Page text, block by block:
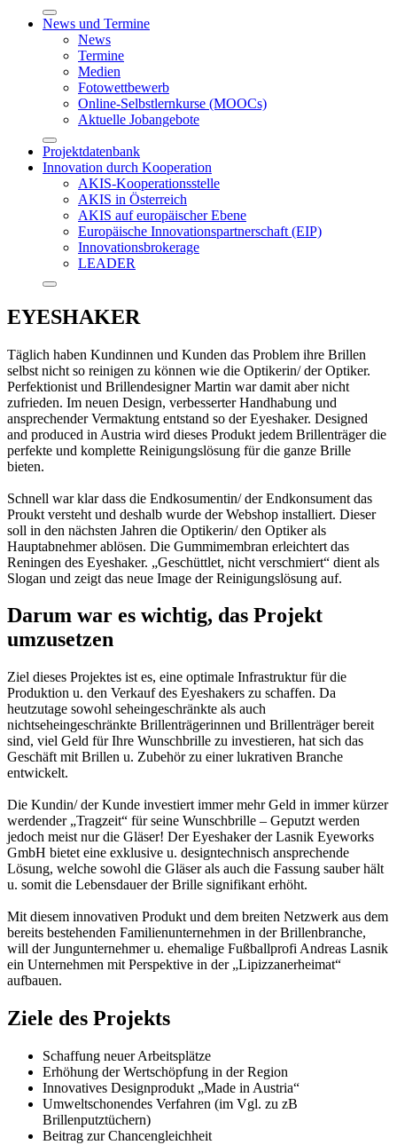
News und Termine
News
Termine
Medien
Fotowettbewerb
Online-Selbstlernkurse (MOOCs)
Aktuelle Jobangebote
Projektdatenbank
Innovation durch Kooperation
AKIS-Kooperationsstelle
AKIS in Österreich
AKIS auf europäischer Ebene
Europäische Innovationspartnerschaft (EIP)
Innovationsbrokerage
LEADER
EYESHAKER
Täglich haben Kundinnen und Kunden das Problem ihre Brillen
selbst nicht so reinigen zu können wie die Optikerin/ der Optiker.
Perfektionist und Brillendesigner Martin war damit aber nicht
zufrieden. Im neuen Design, verbesserter Handhabung und
ansprechender Vermaktung entstand so der Eyeshaker. Designed
and produced in Austria wird dieses Produkt jedem Brillenträger die
perfekte und komplette Reinigungslösung für die ganze Brille
bieten.
Schnell war klar dass die Endkosumentin/ der Endkonsument das
Proukt versteht und deshalb wurde der Webshop installiert. Dieser
soll in den nächsten Jahren die Optikerin/ den Optiker als
Hauptabnehmer ablösen. Die Gummimembran erleichtert das
Reningen des Eyeshaker. „Geschüttlet, nicht verschmiert“ dient als
Slogan und zeigt das neue Image der Reinigungslösung auf.
Darum war es wichtig, das Projekt
umzusetzen
Ziel dieses Projektes ist es, eine optimale Infrastruktur für die
Produktion u. den Verkauf des Eyeshakers zu schaffen. Da
heutzutage sowohl seheingeschränkte als auch
nichtseheingeschränkte Brillenträgerinnen und Brillenträger bereit
sind, viel Geld für Ihre Wunschbrille zu investieren, hat sich das
Geschäft mit Brillen u. Zubehör zu einer lukrativen Branche
entwickelt.
Die Kundin/ der Kunde investiert immer mehr Geld in immer kürzer
werdender „Tragzeit“ für seine Wunschbrille – Geputzt werden
jedoch meist nur die Gläser! Der Eyeshaker der Lasnik Eyeworks
GmbH bietet eine exklusive u. designtechnisch ansprechende
Lösung, welche sowohl die Gläser als auch die Fassung sauber hält
u. somit die Lebensdauer der Brille signifikant erhöht.
Mit diesem innovativen Produkt und dem breiten Netzwerk aus dem
bereits bestehenden Familienunternehmen in der Brillenbranche,
will der Jungunternehmer u. ehemalige Fußballprofi Andreas Lasnik
ein Unternehmen mit Perspektive in der „Lipizzanerheimat“
aufbauen.
Ziele des Projekts
Schaffung neuer Arbeitsplätze
Erhöhung der Wertschöpfung in der Region
Innovatives Designprodukt „Made in Austria“
Umweltschonendes Verfahren (im Vgl. zu zB
Brillenputztüchern)
Beitrag zur Chancengleichheit